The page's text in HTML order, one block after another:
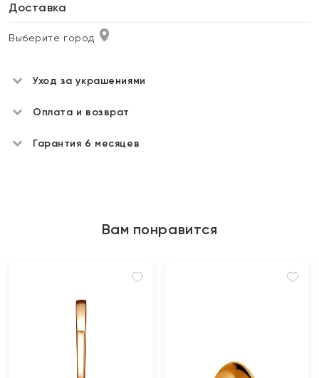
Доставка
Выберите город
Уход за украшениями
Оплата и возврат
Гарантия 6 месяцев
Вам понравится